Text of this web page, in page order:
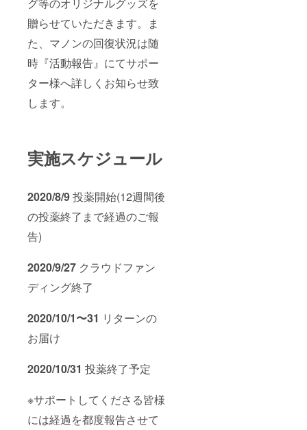
贈らせていただきます。ま
た、マノンの回復状況は随
時『活動報告』にてサポー
ター様へ詳しくお知らせ致
します。
実施スケジュール
2020/8/9投薬開始(12週間後
の投薬終了まで経過のご報
告)
2020/9/27 クラウドファン
ディング終了
2020/10/1〜31 リターンの
お届け
2020/10/31 投薬終了予定
※サポートしてくださる皆様
には経過を都度報告させて